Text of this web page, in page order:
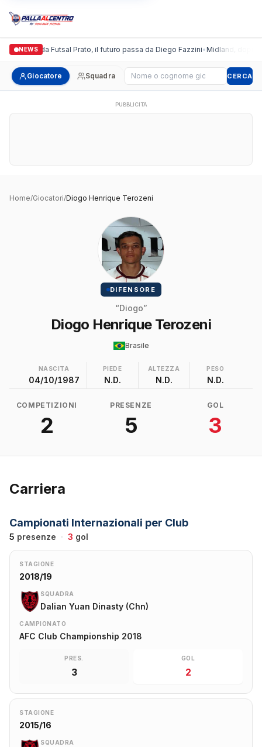
NEWS
Italgronda Futsal Prato, il futuro passa da Diego Fazzini•Midland, doppio
Giocatore Squadra Cerca giocatore CERCA
PUBBLICITÀ
Home/Giocatori/Diogo Henrique Terozeni
DIFENSORE
“Diogo”
Diogo Henrique Terozeni
Brasile
NASCITA
04/10/1987
PIEDE
N.D.
ALTEZZA
N.D.
PESO
N.D.
COMPETIZIONI
2
PRESENZE
5
GOL
3
Carriera
Campionati Internazionali per Club
5 presenze · 3 gol
STAGIONE
2018/19
SQUADRA
Dalian Yuan Dinasty (Chn)
CAMPIONATO
AFC Club Championship 2018
PRES.
3
GOL
2
STAGIONE
2015/16
SQUADRA